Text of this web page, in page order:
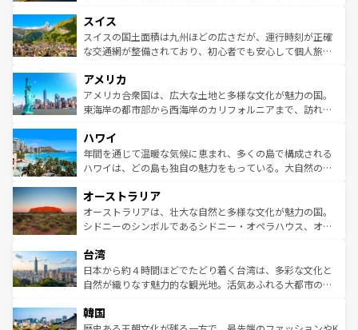
れる地方に足を運ぶとそれぞれで全く異なる文化を体験で
きるだろう。 なお、新着のフランス情報はコンテンツ一覧
を参照してほしい。
は、お酒好きな人にはぜひ体験してほしい。 なお、新着の
ドイツ情報はコンテンツ一覧を参照してほしい。
リアごとに異なる魅力がある。また、優雅なアフタヌーン
ティー、ビール好きにはたまらない英国パブ、サッカー観
戦など、本場だからこそできる体験も豊富。イギリスを旅
ンツ一覧を参照してほしい。
スイス
スイスの国土面積は九州ほどの広さだが、運行時刻が正確
な交通網が整備されており、初心者でも安心して個人旅行
の建物がそのまま残る町や、スイスならではのユニークな
博物館もあり、アルプス観光だけでなく町歩きも満喫する
ことができる。国民の所得が高いため物価も高いが、旅行
ば市内交通費無料で観光を楽しむこともできる。 なお、新
着のスイス情報はコンテンツ一覧 を参照してほしい。
アメリカ
アメリカ合衆国は、広大な土地と多様な文化が魅力の国。
東海岸の都市部から西海岸のカリフォルニアまで、訪れる
のような巨大都市は、観光、ショッピング、エンターテイ
ンメントが詰まった刺激的なスポットだ。一方、アメリカ
西部には大自然が広がり、グランドキャニオンやイエロー
部のニューオーリンズでは、音楽と美食が融合した独特の
文化が魅力。旅行者はアメリカの各地域で異なる魅力を楽
しみながら、その多様性と豊かな歴史を感じることができ
ならではの贅沢な旅のスタイルだ。 なお、新着のアメリカ
情報はコンテンツ一覧を参照してほしい。
ハワイ
年間を通じて温暖な気候に恵まれ、多くの島で構成される
ハワイは、どの島も独自の魅力をもっている。大自然の神
ワイ島は見逃せない。また、定番の観光地といえばオアフ
島だが、静かな自然を求めるならマウイ島やカウアイ島が
おすすめ。エメラルドグリーンに輝く海をはじめ、豊かな
れるおもてなしの心で訪れる人々を迎えてくれるハワイの
人々、おいしいローカルフードやハワイアンミュージッ
ク、伝統的なフラダンスなど、すべてがハワイの魅力を彩
ワイを、存分に味わってほしい。 なお、新着のハワイ情報
はコンテンツ一覧を参照してほしい。
オーストラリア
オーストラリアは、壮大な自然と多様な文化が魅力の国。
シドニーのシンボルであるシドニー・オペラハウス、オー
リアリーフや大陸中央部にそびえるウルル（エアーズロッ
ク）、タスマニアの美しい原生林やケアンズの熱帯雨林な
ど、見どころがたくさん。また、カフェやワイン、オージ
いる。アクティビティも充実しており、サーフィンやダイ
ビング、ハイキングなど、アウトドア好きにはたまらな
台湾
日本から約４時間ほどでたどり着く台湾は、多彩な文化と
自然が織りなす魅力的な観光地。活気あふれる大都市の台
ン）、静ひつな山岳地帯である台湾東部など、都市の喧騒
と山間の静けさが共存しており、訪れる人に新しい発見と
韓国